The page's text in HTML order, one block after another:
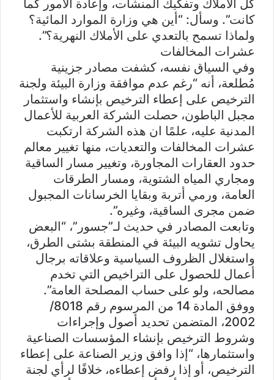
كل الأملاك وتفكيك المنشآت، وإعادة الأمور كما
كانت”. وسأل: “أين هي وزارة الموارد المائية؟
ولماذا تسمح بالتعدي على الأملاك النهرية؟”.
عشرات المخالفات
وفي السياق نفسه، كشفت مصادر جزينية
مُطلعة، أنه “رغم عدم موافقة وزارة البيئة ولجنة
الترخيص على إعطاء الترخيص بإنشاء واستثمار
مجبل الباطون، حصلت الشركة العربية للأعمال
المدنية عليه، علمًا ان هذه الشركة ارتكبت
عشرات المخالفات والتعديات، منها تغيير معالم
حدود العقارات المجاورة، وتغيير مسار الساقية
ومجاري المياه الشتوية، ومسار الطرقات
العامة، ورمي أتربة وبقايا الخرسانات المجبول
ضمن مجرى الساقية، وغيره”.
وتابعت المصادر في حديث لـ”جسور”، “البعض
يحاول تشويه البيئة في المنطقة بشتى الطرق،
واستغلال الظروف السياسية وعلاقاته برجال
أعمال للحصول على التراخيص التي تخدم
مصالحه، ولو على حساب المصلحة العامة”.
ووفق المادة 14 من المرسوم رقم 8018/
2002، المتضمن تحديد أصول وإجراءات
وشروط الترخيص بإنشاء المؤسسات الصناعية
واستثمارها، “إذا وافق وزير الصناعة على إعطاء
الترخيص، أو إذا رفض إعطاءه، خلافًا لرأي لجنة